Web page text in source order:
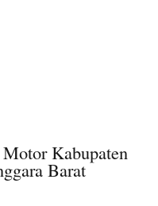
Kabupaten
Barat